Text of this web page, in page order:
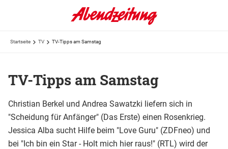
Startseite TV TV-Tipps am Samstag
TV-Tipps am Samstag
Christian Berkel und Andrea Sawatzki liefern sich in
"Scheidung für Anfänger" (Das Erste) einen Rosenkrieg.
Jessica Alba sucht Hilfe beim "Love Guru" (ZDFneo) und
bei "Ich bin ein Star - Holt mich hier raus!" (RTL) wird der